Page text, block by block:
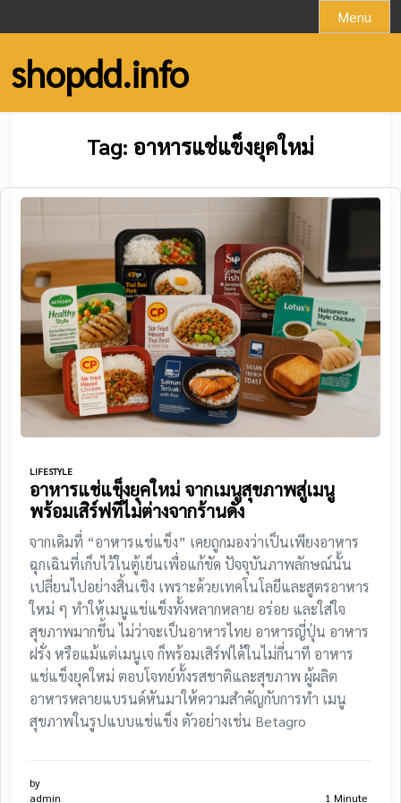
to
content
Menu
shopdd.info
Tag: อาหารแช่แข็งยุคใหม่
LIFESTYLE
อาหารแช่แข็งยุคใหม่ จากเมนูสุขภาพสู่เมนู
พร้อมเสิร์ฟที่ไม่ต่างจากร้านดัง
จากเดิมที่ “อาหารแช่แข็ง” เคยถูกมองว่าเป็นเพียงอาหาร
ฉุกเฉินที่เก็บไว้ในตู้เย็นเพื่อแก้ขัด ปัจจุบันภาพลักษณ์นั้น
เปลี่ยนไปอย่างสิ้นเชิง เพราะด้วยเทคโนโลยีและสูตรอาหาร
ใหม่ ๆ ทำให้เมนูแช่แข็งทั้งหลากหลาย อร่อย และใส่ใจ
สุขภาพมากขึ้น ไม่ว่าจะเป็นอาหารไทย อาหารญี่ปุ่น อาหาร
ฝรั่ง หรือแม้แต่เมนูเจ ก็พร้อมเสิร์ฟได้ในไม่กี่นาที อาหาร
แช่แข็งยุคใหม่ ตอบโจทย์ทั้งรสชาติและสุขภาพ ผู้ผลิต
อาหารหลายแบรนด์หันมาให้ความสำคัญกับการทำ เมนู
สุขภาพในรูปแบบแช่แข็ง ตัวอย่างเช่น Betagro
by
admin
1 Minute